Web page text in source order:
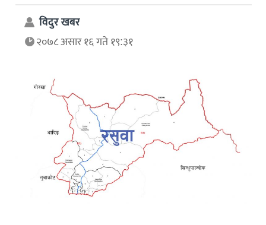
विदुर खबर
२०७८ असार १६ गते १९:३१